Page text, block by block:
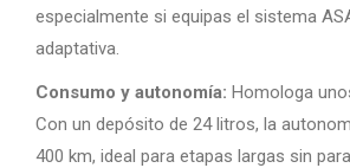
especialmente si equipas el sistema
adaptativa.
Consumo y autonomía: Homologa
Con un depósito de 24 litros, la
400 km, ideal para etapas largas sin